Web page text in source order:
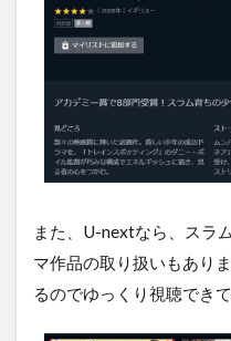
オネ
アの
キャ
ト・
吹き
替え
声優
スラ
ッグ
$ミリ
アの
また、U-nextなら、スラ
マ作品の取り扱いもありま
るのでゆっくり視聴でき